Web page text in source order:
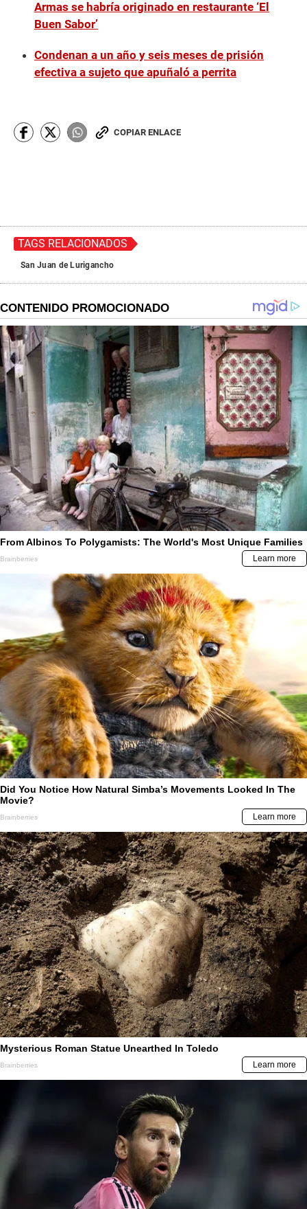
Armas se habría originado en restaurante ‘El
Buen Sabor’
Condenan a un año y seis meses de prisión
efectiva a sujeto que apuñaló a perrita
COPIAR ENLACE
TAGS RELACIONADOS
San Juan de Lurigancho